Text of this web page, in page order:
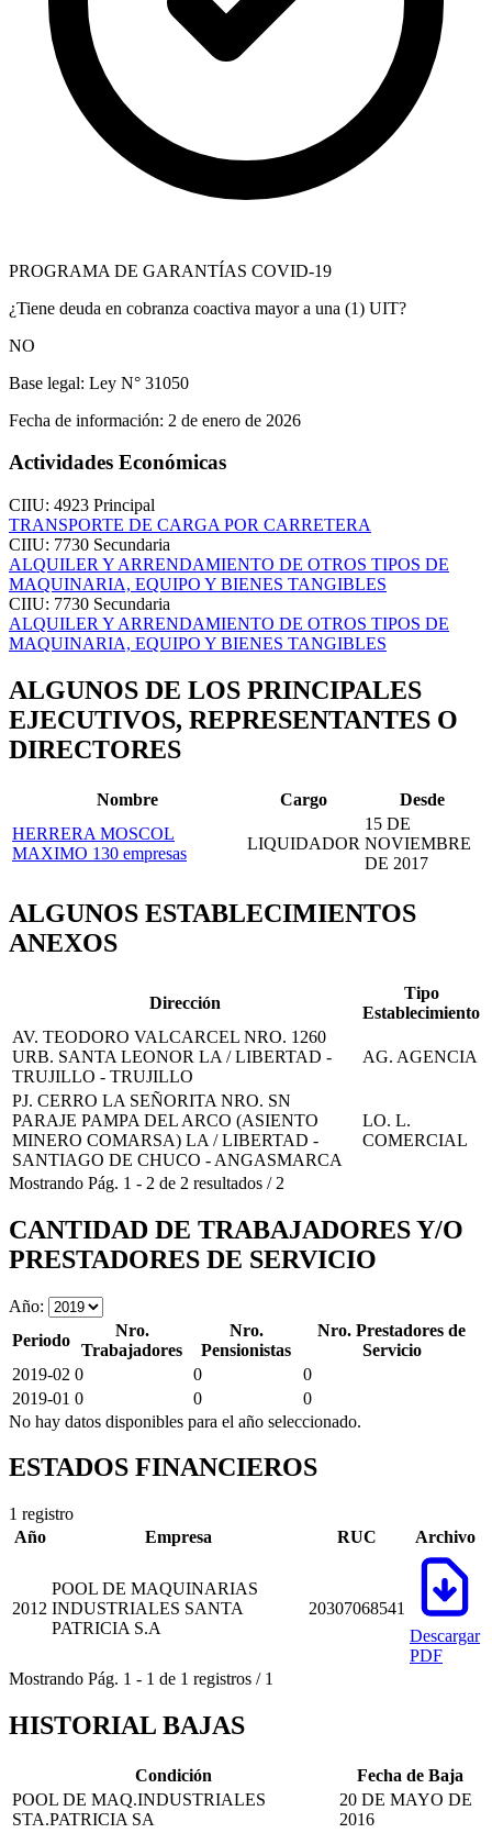
PROGRAMA DE GARANTÍAS COVID-19
¿Tiene deuda en cobranza coactiva mayor a una (1) UIT?
NO
Base legal: Ley N° 31050
Fecha de información: 2 de enero de 2026
Actividades Económicas
CIIU: 4923 Principal
TRANSPORTE DE CARGA POR CARRETERA
CIIU: 7730 Secundaria
ALQUILER Y ARRENDAMIENTO DE OTROS TIPOS DE
MAQUINARIA, EQUIPO Y BIENES TANGIBLES
CIIU: 7730 Secundaria
ALQUILER Y ARRENDAMIENTO DE OTROS TIPOS DE
MAQUINARIA, EQUIPO Y BIENES TANGIBLES
ALGUNOS DE LOS PRINCIPALES
EJECUTIVOS, REPRESENTANTES O
DIRECTORES
Nombre Cargo
Desde
HERRERA MOSCOL
MAXIMO 130 empresas
LIQUIDADOR
15 DE
NOVIEMBRE
DE 2017
ALGUNOS ESTABLECIMIENTOS
ANEXOS
Dirección
Tipo
Establecimiento
AV. TEODORO VALCARCEL NRO. 1260
URB. SANTA LEONOR LA / LIBERTAD -
TRUJILLO - TRUJILLO
AG. AGENCIA
PJ. CERRO LA SEÑORITA NRO. SN
PARAJE PAMPA DEL ARCO (ASIENTO
MINERO COMARSA) LA / LIBERTAD -
SANTIAGO DE CHUCO - ANGASMARCA
LO. L.
COMERCIAL
Mostrando Pág. 1 - 2 de 2 resultados / 2
CANTIDAD DE TRABAJADORES Y/O
PRESTADORES DE SERVICIO
Año:
Periodo
Nro.
Trabajadores
Nro.
Pensionistas
Nro. Prestadores de
Servicio
2019-02 0 0
0
2019-01 0 0
0
No hay datos disponibles para el año seleccionado.
ESTADOS FINANCIEROS
1 registro
Año
Empresa RUC Archivo
2012
POOL DE MAQUINARIAS
INDUSTRIALES SANTA
PATRICIA S.A
20307068541
Descargar
PDF
Mostrando Pág. 1 - 1 de 1 registros / 1
HISTORIAL BAJAS
Condición
Fecha de Baja
POOL DE MAQ.INDUSTRIALES
STA.PATRICIA SA
20 DE MAYO DE
2016